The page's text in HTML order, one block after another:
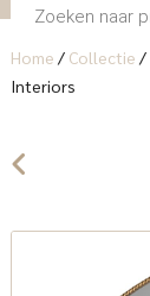
zoeken
Home / Collectie /
Interiors